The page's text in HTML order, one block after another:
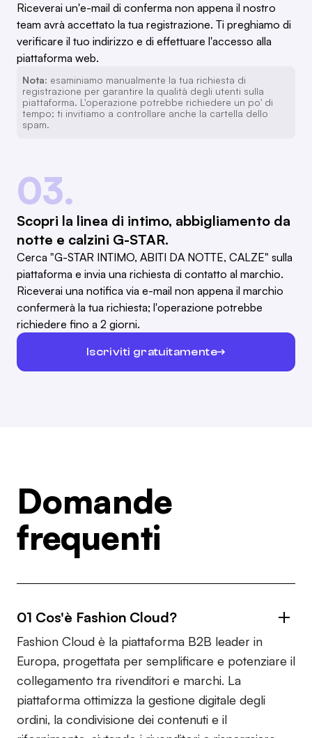
Riceverai un'e-mail di conferma non appena il nostro
team avrà accettato la tua registrazione. Ti preghiamo di
verificare il tuo indirizzo e di effettuare l'accesso alla
piattaforma web.
Nota: esaminiamo manualmente la tua richiesta di
registrazione per garantire la qualità degli utenti sulla
piattaforma. L'operazione potrebbe richiedere un po' di
tempo; ti invitiamo a controllare anche la cartella dello
spam.
03.
Scopri la linea di intimo, abbigliamento da
notte e calzini G-STAR.
Cerca "G-STAR INTIMO, ABITI DA NOTTE, CALZE" sulla
piattaforma e invia una richiesta di contatto al marchio.
Riceverai una notifica via e-mail non appena il marchio
confermerà la tua richiesta; l'operazione potrebbe
richiedere fino a 2 giorni.
Iscriviti gratuitamente
Domande
frequenti
01 Cos'è Fashion Cloud?
Fashion Cloud è la piattaforma B2B leader in
Europa, progettata per semplificare e potenziare il
collegamento tra rivenditori e marchi. La
piattaforma ottimizza la gestione digitale degli
ordini, la condivisione dei contenuti e il